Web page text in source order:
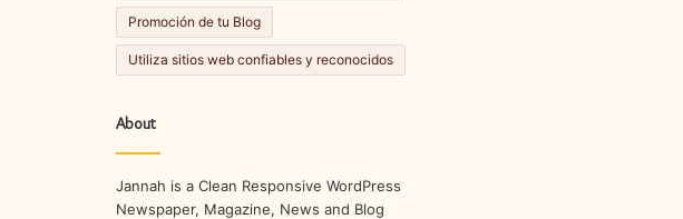
Promoción de tu Blog
Utiliza sitios web confiables y reconocidos
About
Jannah is a Clean Responsive WordPress
Newspaper, Magazine, News and Blog